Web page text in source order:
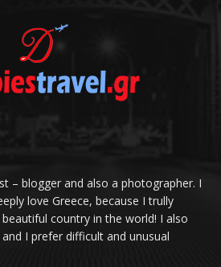
– blogger and also a photographer. I
love Greece, because I trully
country in the world! I also
I prefer difficult and unusual